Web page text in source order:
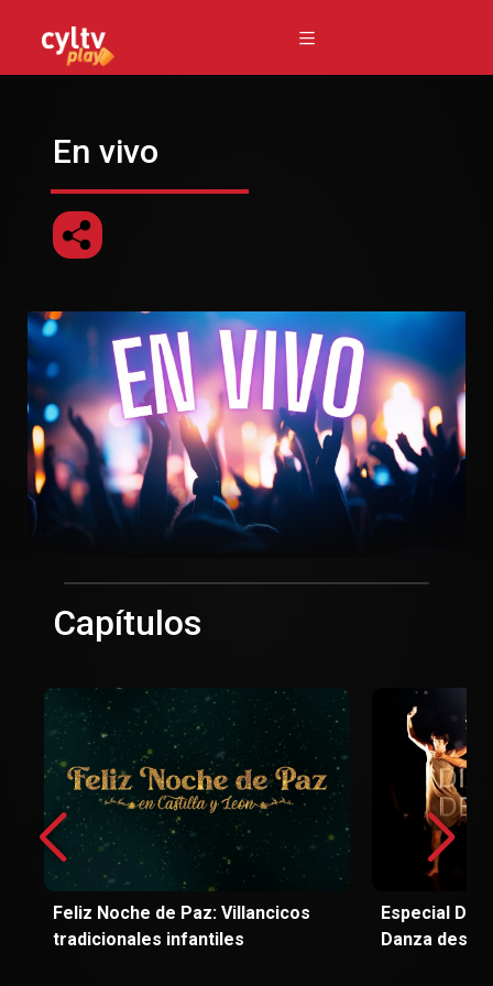
En vivo
Capítulos
Feliz Noche de Paz: Villancicos
tradicionales infantiles
Especial Día
Danza